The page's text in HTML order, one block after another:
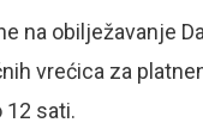
na obilježavanje
vrećica za
12 sati.